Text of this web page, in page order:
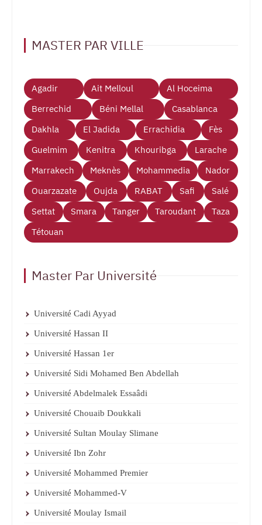
MASTER PAR VILLE
Agadir Ait Melloul
Al Hoceima
Berrechid
Béni Mellal
Casablanca
Dakhla
El Jadida Errachidia
Fès
Guelmim
Kenitra Khouribga
Larache
Marrakech
Meknès Mohammedia
Nador
Ouarzazate
Oujda RABAT Safi
Salé
Settat
Smara Tanger Taroudant
Taza
Tétouan
Master Par Université
Université Cadi Ayyad
Université Hassan II
Université Hassan 1er
Université Sidi Mohamed Ben Abdellah
Université Abdelmalek Essaâdi
Université Chouaib Doukkali
Université Sultan Moulay Slimane
Université Ibn Zohr
Université Mohammed Premier
Université Mohammed-V
Université Moulay Ismail